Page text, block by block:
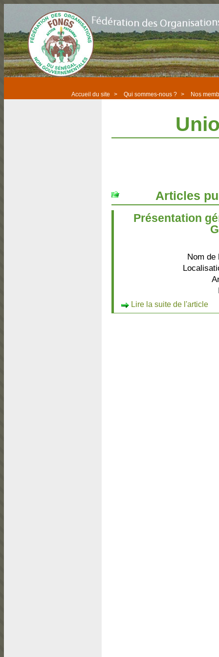
Accueil du site > Qui sommes-nous ? > Nos
Articles
Présentation
Nom de
Lire la suite de l'article